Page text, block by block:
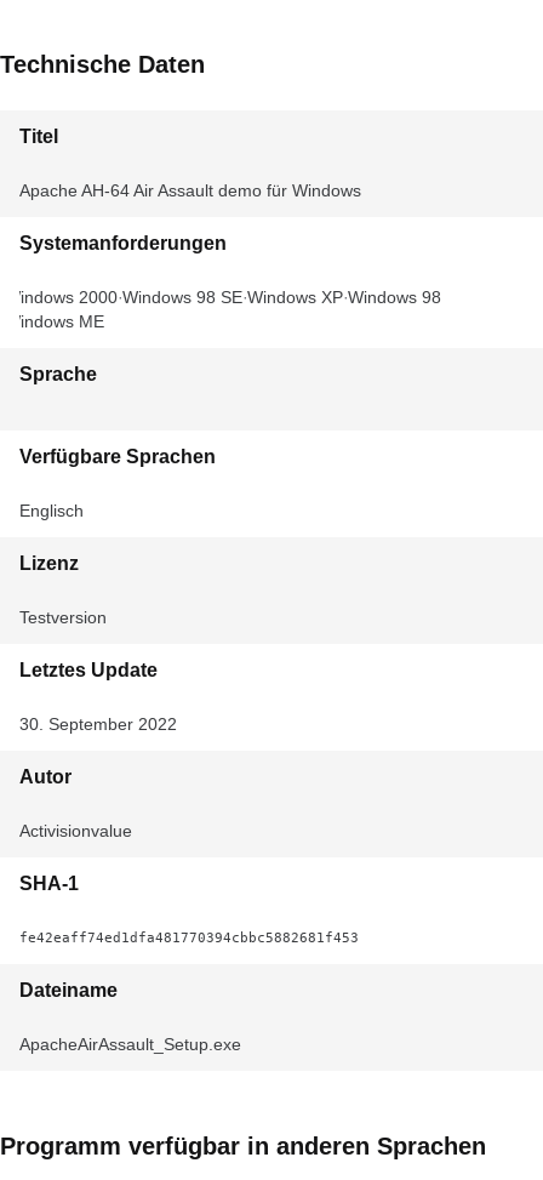
Technische Daten
Titel
Apache AH-64 Air Assault demo für Windows
Systemanforderungen
Windows 2000 Windows 98 SE Windows XP Windows 98
Windows ME
Sprache
Verfügbare Sprachen
Englisch
Lizenz
Testversion
Letztes Update
30. September 2022
Autor
Activisionvalue
SHA-1
fe42eaff74ed1dfa481770394cbbc5882681f453
Dateiname
ApacheAirAssault_Setup.exe
Programm verfügbar in anderen Sprachen